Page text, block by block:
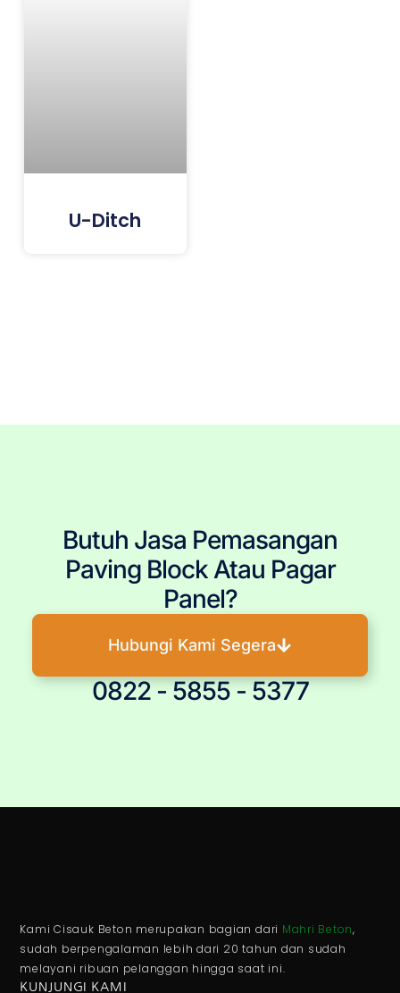
U-Ditch
Butuh Jasa Pemasangan
Paving Block Atau Pagar
Panel?
Hubungi Kami Segera
0822 - 5855 - 5377
Kami Cisauk Beton merupakan bagian dari Mahri Beton,
sudah berpengalaman lebih dari 20 tahun dan sudah
melayani ribuan pelanggan hingga saat ini.
KUNJUNGI KAMI